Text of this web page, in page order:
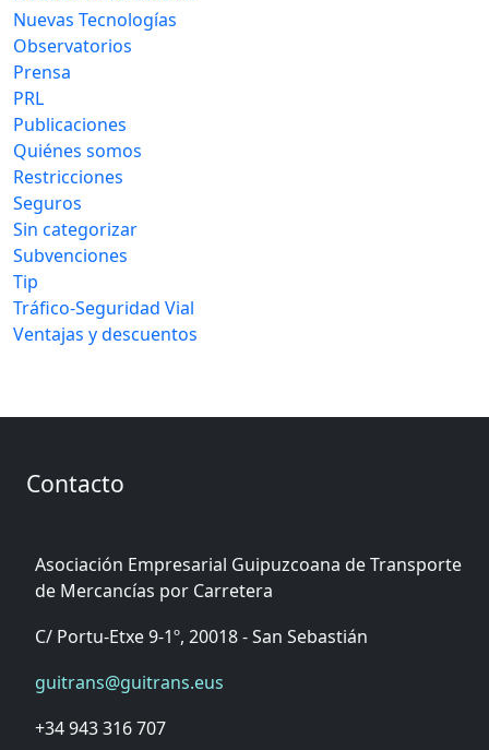
Nuevas Tecnologías
Observatorios
Prensa
PRL
Publicaciones
Quiénes somos
Restricciones
Seguros
Sin categorizar
Subvenciones
Tip
Tráfico-Seguridad Vial
Ventajas y descuentos
Contacto
Asociación Empresarial Guipuzcoana de Transporte
de Mercancías por Carretera
C/ Portu-Etxe 9-1º, 20018 - San Sebastián
guitrans@guitrans.eus
+34 943 316 707